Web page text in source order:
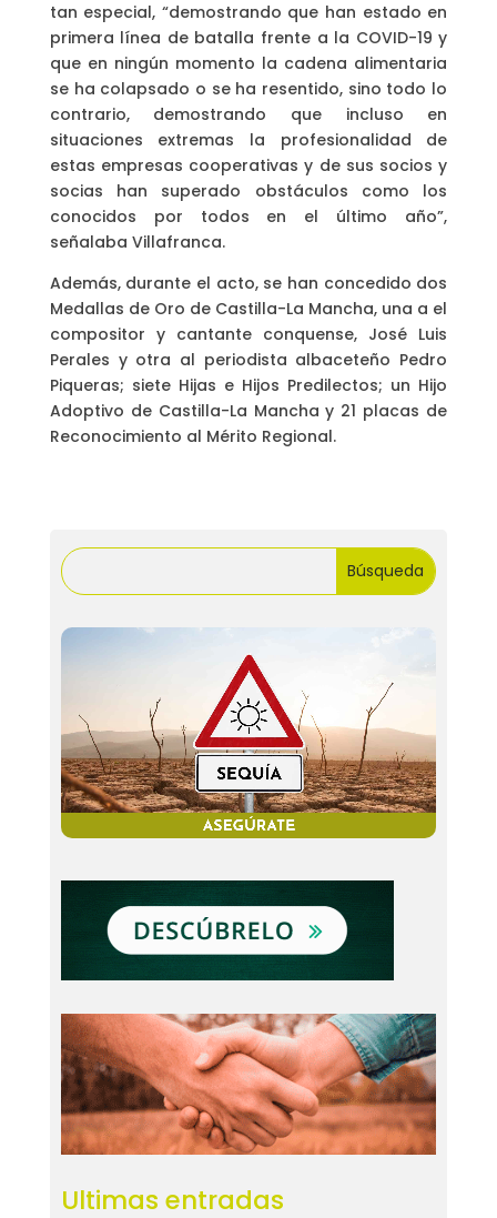
tan especial, “demostrando que han estado en
primera línea de batalla frente a la COVID-19 y
que en ningún momento la cadena alimentaria
se ha colapsado o se ha resentido, sino todo lo
contrario, demostrando que incluso en
situaciones extremas la profesionalidad de
estas empresas cooperativas y de sus socios y
socias han superado obstáculos como los
conocidos por todos en el último año”,
señalaba Villafranca.
Además, durante el acto, se han concedido dos
Medallas de Oro de Castilla-La Mancha, una a el
compositor y cantante conquense, José Luis
Perales y otra al periodista albaceteño Pedro
Piqueras; siete Hijas e Hijos Predilectos; un Hijo
Adoptivo de Castilla-La Mancha y 21 placas de
Reconocimiento al Mérito Regional.
Ultimas entradas